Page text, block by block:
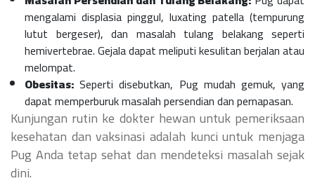
mengalami displasia pinggul, luxating patella (tempurung
lutut bergeser), dan masalah tulang belakang seperti
hemivertebrae. Gejala dapat meliputi kesulitan berjalan atau
melompat.
Obesitas: Seperti disebutkan, Pug mudah gemuk, yang
dapat memperburuk masalah persendian dan pernapasan.
Kunjungan rutin ke dokter hewan untuk pemeriksaan
kesehatan dan vaksinasi adalah kunci untuk menjaga
Pug Anda tetap sehat dan mendeteksi masalah sejak
dini.